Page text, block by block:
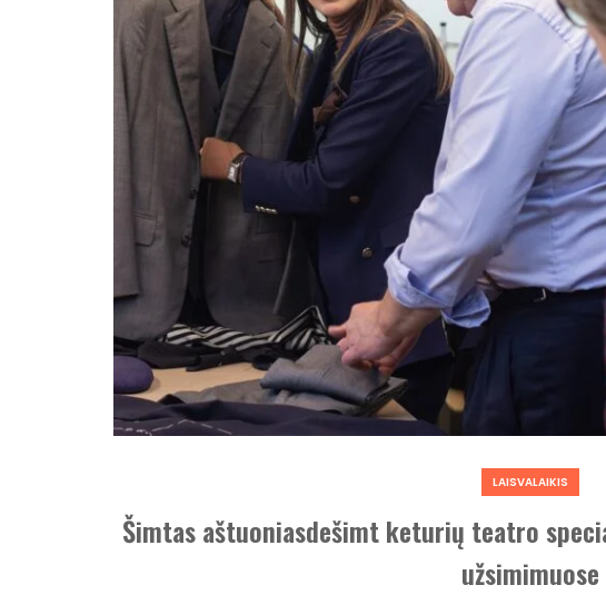
LAISVALAIKIS
Šimtas aštuoniasdešimt keturių teatro
užsimimuose